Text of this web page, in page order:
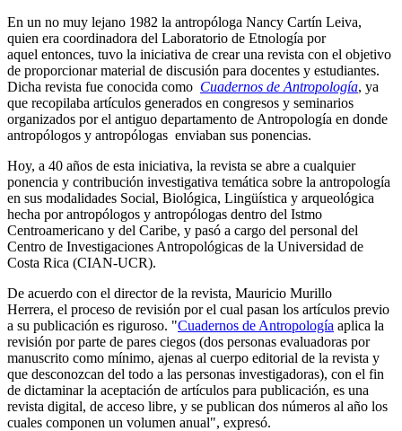
En un no muy lejano 1982 la antropóloga Nancy Cartín Leiva,
quien era coordinadora del Laboratorio de Etnología por
aquel entonces, tuvo la iniciativa de crear una revista con el objetivo
de proporcionar material de discusión para docentes y estudiantes.
Dicha revista fue conocida como Cuadernos de Antropología, ya
que recopilaba artículos generados en congresos y seminarios
organizados por el antiguo departamento de Antropología en donde
antropólogos y antropólogas enviaban sus ponencias.
Hoy, a 40 años de esta iniciativa, la revista se abre a cualquier
ponencia y contribución investigativa temática sobre la antropología
en sus modalidades Social, Biológica, Lingüística y arqueológica
hecha por antropólogos y antropólogas dentro del Istmo
Centroamericano y del Caribe, y pasó a cargo del personal del
Centro de Investigaciones Antropológicas de la Universidad de
Costa Rica (CIAN-UCR).
De acuerdo con el director de la revista, Mauricio Murillo
Herrera, el proceso de revisión por el cual pasan los artículos previo
a su publicación es riguroso. "Cuadernos de Antropología aplica la
revisión por parte de pares ciegos (dos personas evaluadoras por
manuscrito como mínimo, ajenas al cuerpo editorial de la revista y
que desconozcan del todo a las personas investigadoras), con el fin
de dictaminar la aceptación de artículos para publicación, es una
revista digital, de acceso libre, y se publican dos números al año los
cuales componen un volumen anual", expresó.